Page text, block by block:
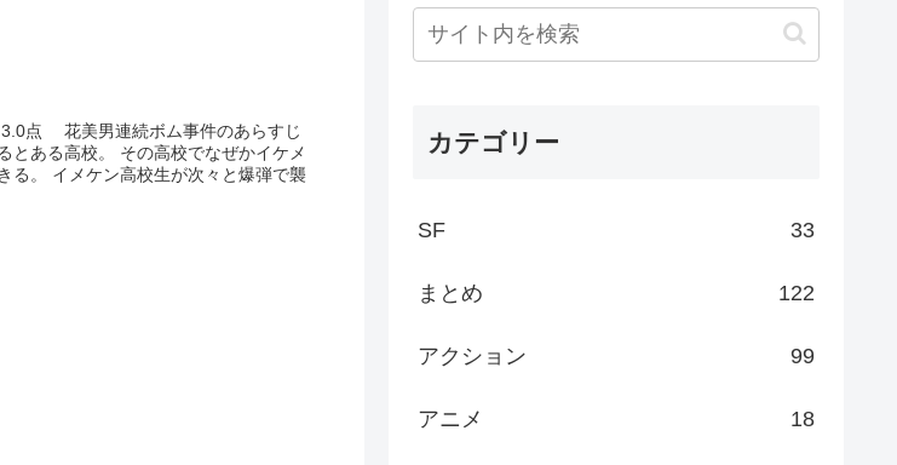
点 花美男連続ボム事件のあらすじ
とある高校。 その高校でなぜかイケメ
る。 イメケン高校生が次々と爆弾で襲
カテゴリー
SF 33
まとめ 122
アクション 99
アニメ 18